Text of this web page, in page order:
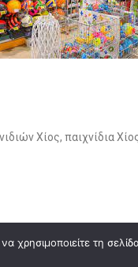
Χίος, παιχνίδια
τη